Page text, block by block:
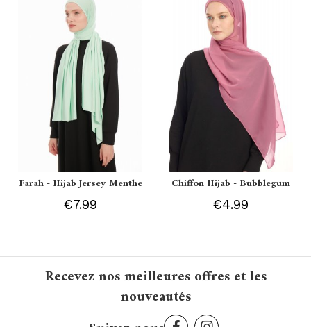
Farah - Hijab Jersey Menthe
€7.99
Chiffon Hijab - Bubblegum
€4.99
Recevez nos meilleures offres et les
nouveautés